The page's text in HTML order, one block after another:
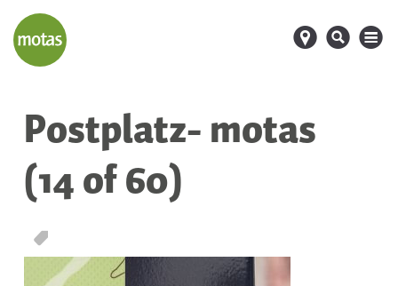
d s M
Postplatz- motas
(14 of 60)
T